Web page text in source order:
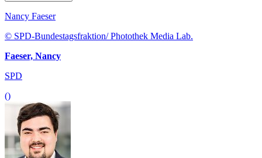
Nancy Faeser
© SPD-Bundestagsfraktion/ Photothek Media Lab.
Faeser, Nancy
SPD
()